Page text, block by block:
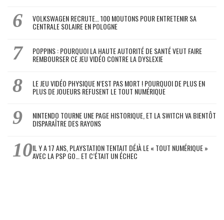
VOLKSWAGEN RECRUTE… 100 MOUTONS POUR ENTRETENIR SA
CENTRALE SOLAIRE EN POLOGNE
POPPINS : POURQUOI LA HAUTE AUTORITÉ DE SANTÉ VEUT FAIRE
REMBOURSER CE JEU VIDÉO CONTRE LA DYSLEXIE
LE JEU VIDÉO PHYSIQUE N’EST PAS MORT ! POURQUOI DE PLUS EN
PLUS DE JOUEURS REFUSENT LE TOUT NUMÉRIQUE
NINTENDO TOURNE UNE PAGE HISTORIQUE, ET LA SWITCH VA BIENTÔT
DISPARAÎTRE DES RAYONS
IL Y A 17 ANS, PLAYSTATION TENTAIT DÉJÀ LE « TOUT NUMÉRIQUE »
AVEC LA PSP GO… ET C’ÉTAIT UN ÉCHEC